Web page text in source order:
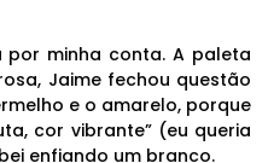
minha conta. A paleta
Jaime fechou questão
e o amarelo, porque
cor vibrante” (eu queria
enfiando um branco.